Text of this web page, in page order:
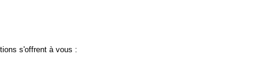
s'offrent à vous :